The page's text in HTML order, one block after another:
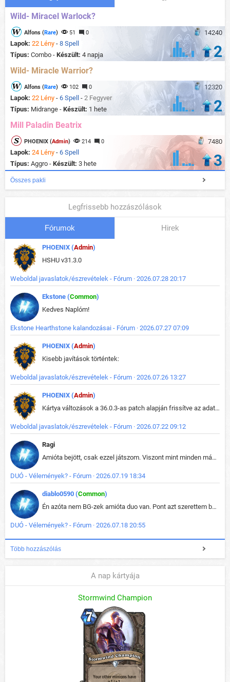
Wild- Miracel Warlock?
14240
Alfons (Rare) 51 0
Lapok: 22 Lény - 8 Spell
Típus: Combo - Készült: 4 napja 2
Wild- Miracle Warrior?
12320
Alfons (Rare) 102 0
Lapok: 22 Lény - 6 Spell - 2 Fegyver
Típus: Midrange - Készült: 1 hete 2
Mill Paladin Beatrix
7480
PHOENIX (Admin) 214 0
Lapok: 24 Lény - 6 Spell
Típus: Aggro - Készült: 3 hete 3
Összes pakli
Legfrissebb hozzászólások
Fórumok Hirek
PHOENIX (Admin)
HSHU v31.3.0
Weboldal javaslatok/észrevételek - Fórum · 2026.07.28 20:17
Ekstone (Common)
Kedves Naplóm!
Ekstone Hearthstone kalandozásai - Fórum · 2026.07.27 07:09
PHOENIX (Admin)
Kisebb javítások történtek:
Weboldal javaslatok/észrevételek - Fórum · 2026.07.26 13:27
PHOENIX (Admin)
Kártya változások a 36.0.3-as patch alapján frissítve az adatbázisban (képek is cserélve).
Weboldal javaslatok/észrevételek - Fórum · 2026.07.22 09:12
Ragi
Amióta bejött, csak ezzel játszom. Viszont mint minden más - akár az alapjáték is, ez is baromira összetett lett. Néha már pár kör után is esélytelen az egész. Vagy irreállisan túltápol valaki, vagy lelép a partner, vagy csak hülye mint a segg. És amikor eljönne az én időm, na akkor jön el mindenki másé is. Engem jobban érdekelne, hogy ki milyen ratingen szokott játszani. Na ez lenne egy érdekes adat.
DUÓ - Vélemények? - Fórum · 2026.07.19 18:34
diablo0590 (Common)
Én azóta nem BG-zek amióta duo van. Pont azt szerettem benne, hogy rajtam múlik mi történik, nem pedig a társamon. Kérem vissza a régi BG-t :D
DUÓ - Vélemények? - Fórum · 2026.07.18 20:55
Több hozzászólás
A nap kártyája
Stormwind Champion